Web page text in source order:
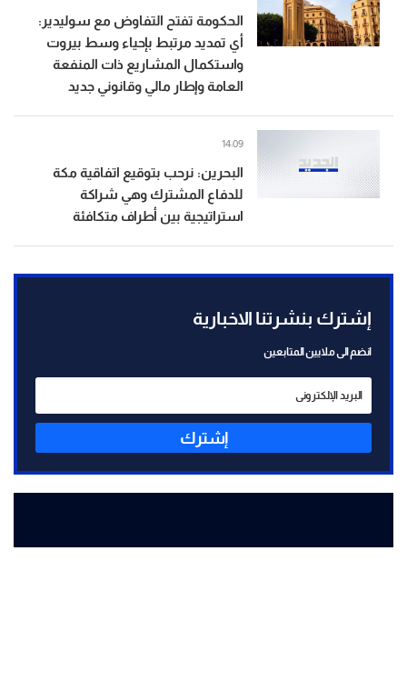
الحكومة تفتح التفاوض مع سوليدير:
أي تمديد مرتبط بإحياء وسط بيروت
واستكمال المشاريع ذات المنفعة
العامة وإطار مالي وقانوني جديد
البحرين: نرحب بتوقيع اتفاقية مكة
للدفاع المشترك وهي شراكة
استراتيجية بين أطراف متكافئة
14:09
إشترك بنشرتنا الاخبارية
انضم الى ملايين المتابعين
إشترك